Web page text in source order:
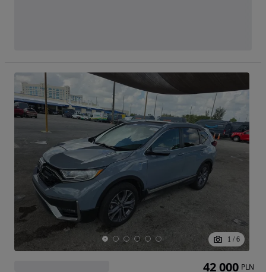
1 / 6
42 000 PLN